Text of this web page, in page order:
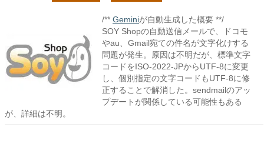
/** Geminiが自動生成した概要 **/
SOY Shopの自動送信メールで、ドコモ
やau、Gmail宛ての件名が文字化けする
問題が発生。原因は不明だが、標準文字
コードをISO-2022-JPからUTF-8に変更
し、個別指定の文字コードもUTF-8に修
正することで解消した。sendmailのアッ
プデートが関係している可能性もある
が、詳細は不明。